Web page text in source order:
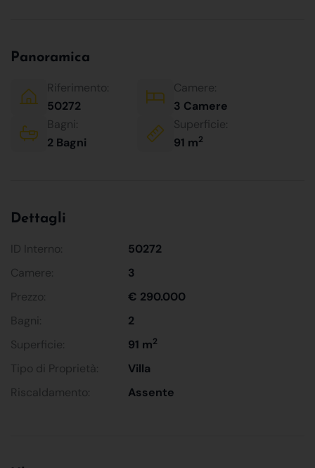
Panoramica
Riferimento:
50272
Camere:
3 Camere
Bagni:
2 Bagni
Superficie:
91 m2
Dettagli
ID Interno:
50272
Camere:
3
Prezzo:
€ 290.000
Bagni:
2
Superficie:
91 m2
Tipo di Proprietà:
Villa
Riscaldamento:
Assente